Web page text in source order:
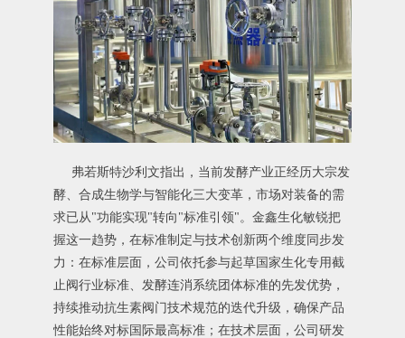
弗若斯特沙利文指出，当前发酵产业正经历大宗发
酵、合成生物学与智能化三大变革，市场对装备的需
求已从"功能实现"转向"标准引领"。金鑫生化敏锐把
握这一趋势，在标准制定与技术创新两个维度同步发
力：在标准层面，公司依托参与起草国家生化专用截
止阀行业标准、发酵连消系统团体标准的先发优势，
持续推动抗生素阀门技术规范的迭代升级，确保产品
性能始终对标国际最高标准；在技术层面，公司研发